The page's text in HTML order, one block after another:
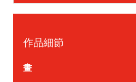
作品細節
畫